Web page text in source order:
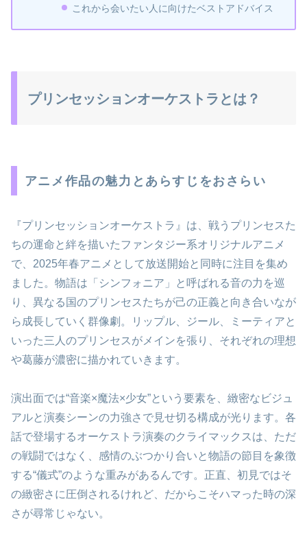
これから会いたい人に向けたベストアドバイス
プリンセッションオーケストラとは？
アニメ作品の魅力とあらすじをおさらい
『プリンセッションオーケストラ』は、戦うプリンセスた
ちの運命と絆を描いたファンタジー系オリジナルアニメ
で、2025年春アニメとして放送開始と同時に注目を集め
ました。物語は「シンフォニア」と呼ばれる音の力を巡
り、異なる国のプリンセスたちが己の正義と向き合いなが
ら成長していく群像劇。リップル、ジール、ミーティアと
いった三人のプリンセスがメインを張り、それぞれの理想
や葛藤が濃密に描かれていきます。
演出面では“音楽×魔法×少女”という要素を、緻密なビジュ
アルと演奏シーンの力強さで見せ切る構成が光ります。各
話で登場するオーケストラ演奏のクライマックスは、ただ
の戦闘ではなく、感情のぶつかり合いと物語の節目を象徴
する“儀式”のような重みがあるんです。正直、初見ではそ
の緻密さに圧倒されるけれど、だからこそハマった時の深
さが尋常じゃない。